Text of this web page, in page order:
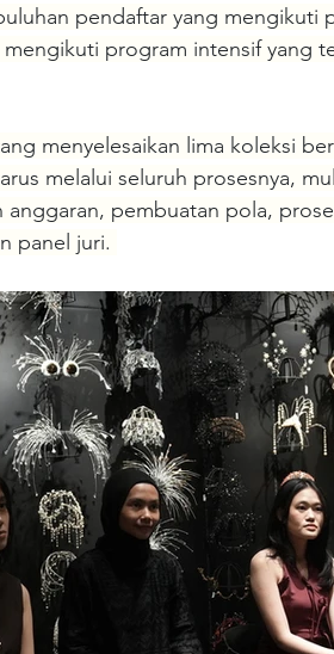
pendaftar yang mengikuti
program intensif yang
menyelesaikan lima koleksi
melalui seluruh prosesnya,
anggaran, pembuatan pola,
panel juri.